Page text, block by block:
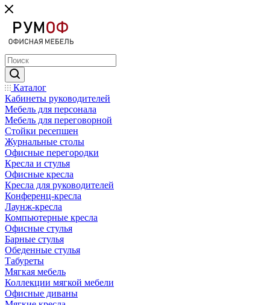
Каталог
Кабинеты руководителей
Мебель для персонала
Мебель для переговорной
Стойки ресепшен
Журнальные столы
Офисные перегородки
Кресла и стулья
Офисные кресла
Кресла для руководителей
Конференц-кресла
Лаунж-кресла
Компьютерные кресла
Офисные стулья
Барные стулья
Обеденные стулья
Табуреты
Мягкая мебель
Коллекции мягкой мебели
Офисные диваны